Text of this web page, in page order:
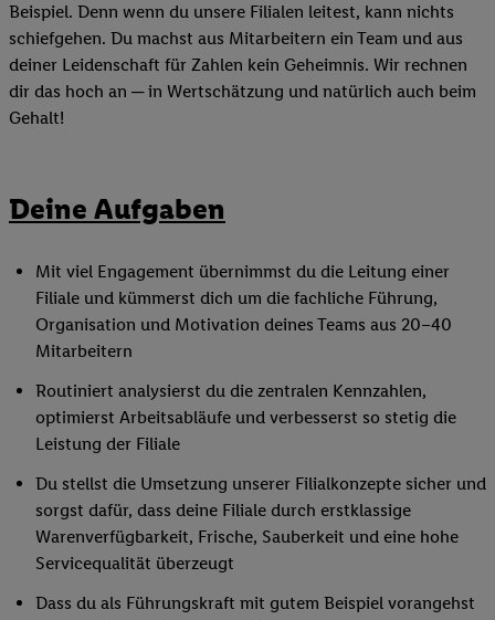
Beispiel. Denn wenn du unsere Filialen leitest, kann nichts
schiefgehen. Du machst aus Mitarbeitern ein Team und aus
deiner Leidenschaft für Zahlen kein Geheimnis. Wir rechnen
dir das hoch an ─ in Wertschätzung und natürlich auch beim
Gehalt!
Deine Aufgaben
Mit viel Engagement übernimmst du die Leitung einer
Filiale und kümmerst dich um die fachliche Führung,
Organisation und Motivation deines Teams aus 20–40
Mitarbeitern
Routiniert analysierst du die zentralen Kennzahlen,
optimierst Arbeitsabläufe und verbesserst so stetig die
Leistung der Filiale
Du stellst die Umsetzung unserer Filialkonzepte sicher und
sorgst dafür, dass deine Filiale durch erstklassige
Warenverfügbarkeit, Frische, Sauberkeit und eine hohe
Servicequalität überzeugt
Dass du als Führungskraft mit gutem Beispiel vorangehst